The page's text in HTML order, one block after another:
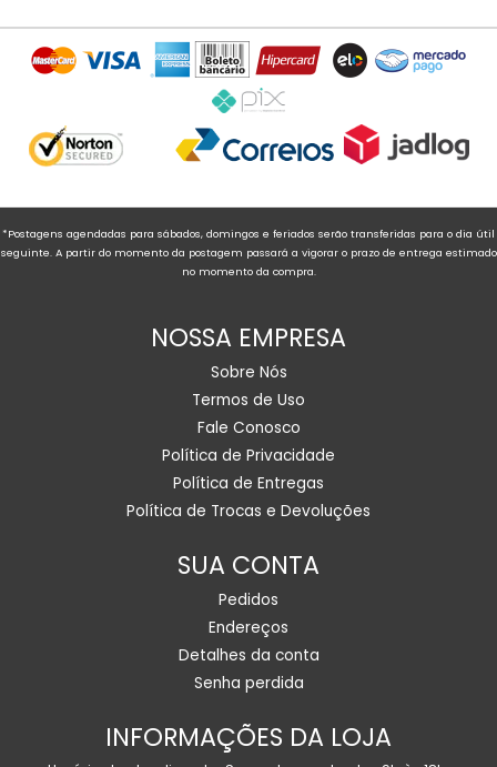
*Postagens agendadas para sábados, domingos e feriados serão transferidas para o dia útil
seguinte. A partir do momento da postagem passará a vigorar o prazo de entrega estimado
no momento da compra.
NOSSA EMPRESA
Sobre Nós
Termos de Uso
Fale Conosco
Política de Privacidade
Política de Entregas
Política de Trocas e Devoluções
SUA CONTA
Pedidos
Endereços
Detalhes da conta
Senha perdida
INFORMAÇÕES DA LOJA